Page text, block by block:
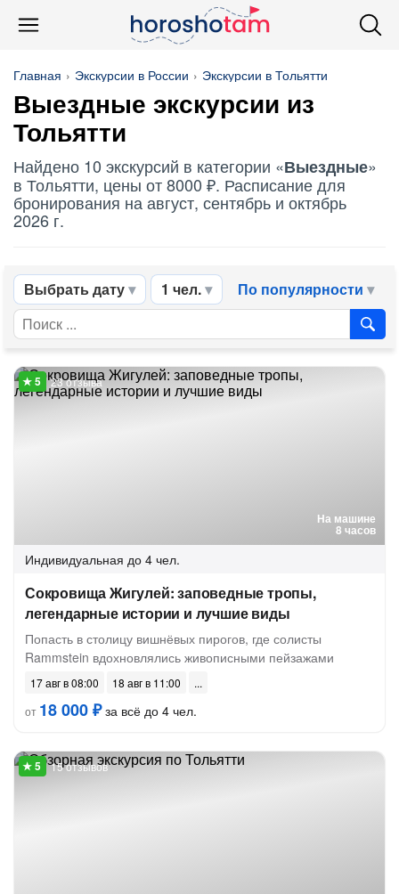
Главная Экскурсии в России Экскурсии в Тольятти
Выездные экскурсии из
Тольятти
Найдено 10 экскурсий в категории «Выездные»
в Тольятти, цены от 8000 ₽. Расписание для
бронирования на август, сентябрь и октябрь
2026 г.
Выбрать дату 1 чел. По популярности
На машине
8 часов
23 отзыва
Индивидуальная до 4 чел.
Сокровища Жигулей: заповедные тропы,
легендарные истории и лучшие виды
Попасть в столицу вишнёвых пирогов, где солисты
Rammstein вдохновлялись живописными пейзажами
17 авг в 08:00
18 авг в 11:00
от 18 000 ₽за всё до 4 чел.
15 отзывов